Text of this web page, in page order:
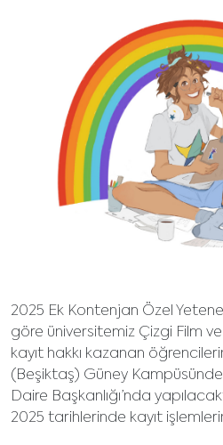
2025 Ek Kontenjan Özel
göre üniversitemiz Çizgi Film
kayıt hakkı kazanan
(Beşiktaş) Güney
Daire Başkanlığı’nda
2025 tarihlerinde kayıt